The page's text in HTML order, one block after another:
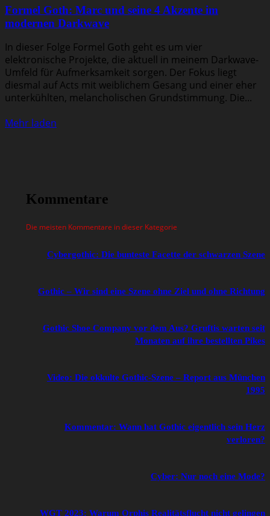
Formel Goth: Marc und seine 4 Akzente im
modernen Darkwave
In dieser Folge Formel Goth geht es um vier
elektronische Projekte, die aktuell in meinem Darkwave-
Umfeld für Aufmerksamkeit sorgen. Der Fokus liegt
diesmal auf Acts mit weiblichem Gesang und einer eher
unterkühlten, melancholischen Grundstimmung. Die...
Mehr laden
Kommentare
Die meisten Kommentare in dieser Kategorie
Cybergothic: Die bunteste Facette der schwarzen Szene
Gothic – Wir sind eine Szene ohne Ziel und ohne Richtung
Gothic Shoe Company vor dem Aus? Gruftis warten seit
Monaten auf ihre bestellten Pikes
Video: Die okkulte Gothic-Szene – Report aus München
1995
Kommentar: Wann hat Gothic eigentlich sein Herz
verloren?
Cyber: Nur noch eine Mode?
WGT 2023: Warum Orphis Realitätsflucht nicht gelingen